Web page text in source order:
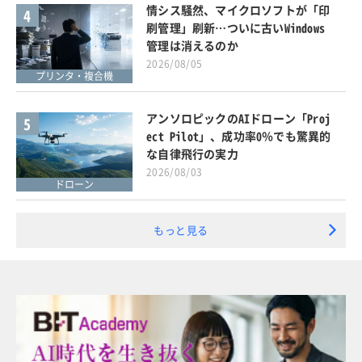
4
プリンタ・複合機
情シス騒然、マイクロソフトが「印
刷管理」刷新…ついに古いWindows
管理は消えるのか
2026/08/05
5
ドローン
アンソロピックのAIドローン「Proj
ect Pilot」、成功率0％でも驚異的
な自律飛行の実力
2026/08/03
もっと見る